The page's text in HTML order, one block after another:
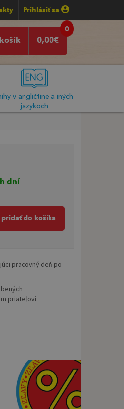
Prihlásiť sa
0
0,00€
košík
v angličtine a iných
jazykoch
dní
pridať do košíka
pracovný deň po
priateľovi